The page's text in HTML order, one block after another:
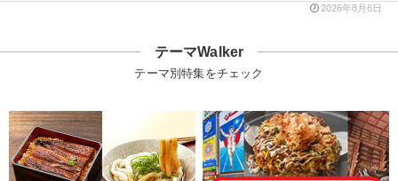
2026年8月6日
テーマWalker
テーマ別特集をチェック